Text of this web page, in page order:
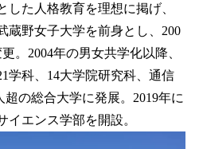
した人格教育を理想に掲げ、
蔵野女子大学を前身とし、200
。2004年の男女共学化以降、
学科、14大学院研究科、通信
超の総合大学に発展。2019年に
イエンス学部を開設。